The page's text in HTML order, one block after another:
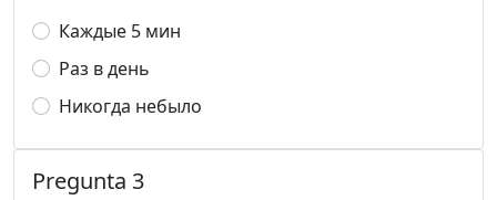
Каждые 5 мин
Раз в день
Никогда небыло
Pregunta 3